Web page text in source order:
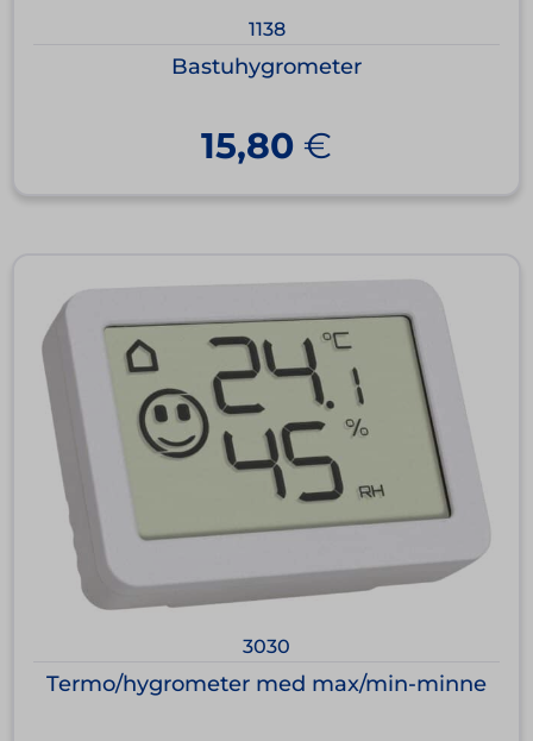
1138
Bastuhygrometer
15,80 €
3030
Termo/hygrometer med max/min-minne